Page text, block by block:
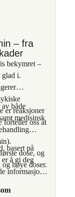
– fra
bekymret –
glad i.
er reaksjoner
forteller oss at
både
medisinsk
dose, og
høye doser.
basert på
å gi deg
informasjon